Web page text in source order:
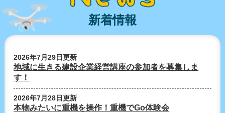
新着情報
2026年7月29日更新
地域に生きる建設企業経営講座の参加者を募集しま
す！
2026年7月28日更新
本物みたいに重機を操作！重機でGo体験会